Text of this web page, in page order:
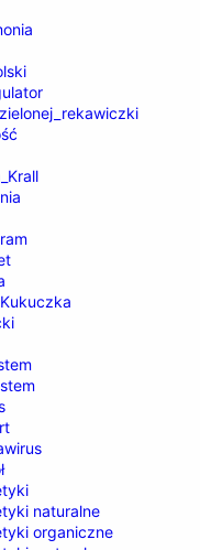
naturalne
organiczne